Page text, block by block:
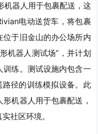
机器人用于包裹配送，这
电动送货车，将包裹
于旧金山的办公场所内
机器人测试场”，并计划
练。测试设施内包含一
径的训练模拟设备。此
机器人用于包裹配送，
社区环境。